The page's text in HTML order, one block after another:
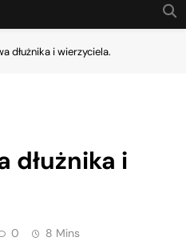
dłużnika i wierzyciela.
dłużnika i
0 8 Mins